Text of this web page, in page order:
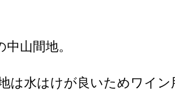
山間地。
は水はけが良いためワイ